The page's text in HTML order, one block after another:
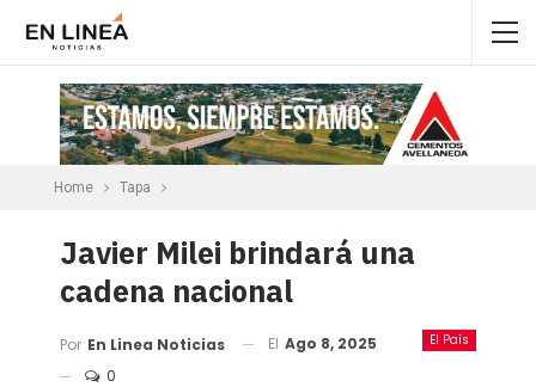
Home Tapa
Javier Milei brindará una
cadena nacional
El País
Por En Linea Noticias El Ago 8, 2025
0